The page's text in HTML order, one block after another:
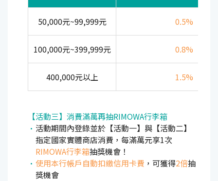
50,000元~99,999元 0.5%
100,000元~399,999元 0.8%
400,000元以上 1.5%
【活動三】消費滿萬再抽RIMOWA行李箱
活動期間內登錄並於【活動一】與【活動二】
指定國家實體商店消費，每滿萬元享1次
RIMOWA行李箱抽獎機會！
使用本行帳戶自動扣繳信用卡費 ，可獲得2倍抽
獎機會